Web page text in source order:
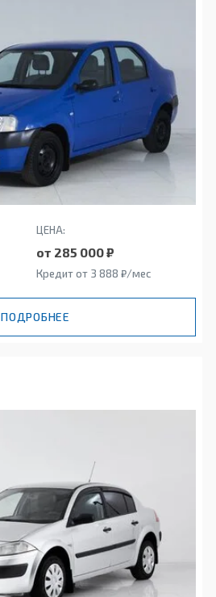
ЦЕНА:
от 285 000 ₽
Кредит от 3 888 ₽/мес
ПОДРОБНЕЕ